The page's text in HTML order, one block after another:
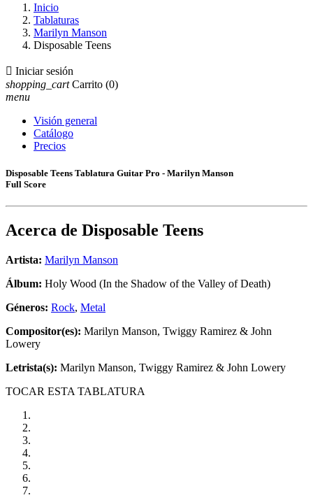
Inicio
Tablaturas
Marilyn Manson
Disposable Teens
 Iniciar sesión
shopping_cart Carrito (0)
menu
Visión general
Catálogo
Precios
Disposable Teens Tablatura Guitar Pro - Marilyn Manson
Full Score
Acerca de Disposable Teens
Artista: Marilyn Manson
Álbum: Holy Wood (In the Shadow of the Valley of Death)
Géneros: Rock, Metal
Compositor(es): Marilyn Manson, Twiggy Ramirez & John
Lowery
Letrista(s): Marilyn Manson, Twiggy Ramirez & John Lowery
TOCAR ESTA TABLATURA